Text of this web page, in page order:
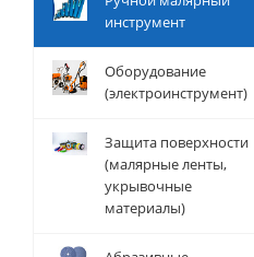
инструмент
Оборудование
(электроинструмент)
Защита поверхности
(малярные ленты,
укрывочные
материалы)